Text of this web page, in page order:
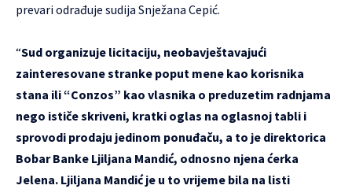
prevari odrađuje sudija Snježana Cepić.
“Sud organizuje licitaciju, neobavještavajući
zainteresovane stranke poput mene kao korisnika
stana ili “Conzos” kao vlasnika o preduzetim radnjama
nego ističe skriveni, kratki oglas na oglasnoj tabli i
sprovodi prodaju jedinom ponuđaču, a to je direktorica
Bobar Banke Ljiljana Mandić, odnosno njena ćerka
Jelena. Ljiljana Mandić je u to vrijeme bila na listi